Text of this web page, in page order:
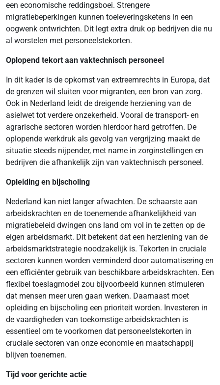
een economische reddingsboei. Strengere
migratiebeperkingen kunnen toeleveringsketens in een
oogwenk ontwrichten. Dit legt extra druk op bedrijven die nu
al worstelen met personeelstekorten.
Oplopend tekort aan vaktechnisch personeel
In dit kader is de opkomst van extreemrechts in Europa, dat
de grenzen wil sluiten voor migranten, een bron van zorg.
Ook in Nederland leidt de dreigende herziening van de
asielwet tot verdere onzekerheid. Vooral de transport- en
agrarische sectoren worden hierdoor hard getroffen. De
oplopende werkdruk als gevolg van vergrijzing maakt de
situatie steeds nijpender, met name in zorginstellingen en
bedrijven die afhankelijk zijn van vaktechnisch personeel.
Opleiding en bijscholing
Nederland kan niet langer afwachten. De schaarste aan
arbeidskrachten en de toenemende afhankelijkheid van
migratiebeleid dwingen ons land om vol in te zetten op de
eigen arbeidsmarkt. Dit betekent dat een herziening van de
arbeidsmarktstrategie noodzakelijk is. Tekorten in cruciale
sectoren kunnen worden verminderd door automatisering en
een efficiënter gebruik van beschikbare arbeidskrachten. Een
flexibel toeslagmodel zou bijvoorbeeld kunnen stimuleren
dat mensen meer uren gaan werken. Daarnaast moet
opleiding en bijscholing een prioriteit worden. Investeren in
de vaardigheden van toekomstige arbeidskrachten is
essentieel om te voorkomen dat personeelstekorten in
cruciale sectoren van onze economie en maatschappij
blijven toenemen.
Tijd voor gerichte actie